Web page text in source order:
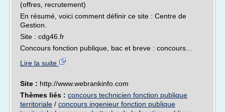
(offres, recrutement)
En résumé, voici comment définir ce site : Centre de
Gestion.
Site : cdg46.fr
Concours fonction publique, bac et breve : concours...
Lire la suite
Site : http://www.webrankinfo.com
Thèmes liés : concours technicien fonction publique
territoriale / concours ingenieur fonction publique